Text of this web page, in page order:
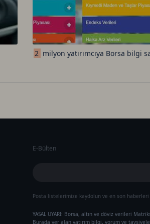
2 milyon yatırımcıya Borsa bilgi
E-Bülten
Posta listelerimize kaydolun ve en son haberleri
YASAL UYARI: Borsa, altın ve döviz verileri
Burada yer alan yatırım bilgi, yorum ve